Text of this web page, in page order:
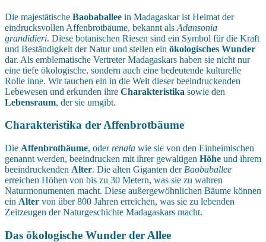
Die majestätische Baobaballee in Madagaskar ist Heimat der
eindrucksvollen Affenbrotbäume, bekannt als Adansonia
grandidieri. Diese botanischen Riesen sind ein Symbol für die Kraft
und Beständigkeit der Natur und stellen ein ökologisches Wunder
dar. Als emblematische Vertreter Madagaskars haben sie nicht nur
eine tiefe ökologische, sondern auch eine bedeutende kulturelle
Rolle inne. Wir tauchen ein in die Welt dieser beeindruckenden
Lebewesen und erkunden ihre Charakteristika sowie den
Lebensraum, der sie umgibt.
Charakteristika der Affenbrotbäume
Die Affenbrotbäume, oderrenala wie sie von den Einheimischen
genannt werden, beeindrucken mit ihrer gewaltigen Höhe und ihrem
beeindruckenden Alter. Die alten Giganten der Baobaballee
erreichen Höhen von bis zu 30 Metern, was sie zu wahren
Naturmonumenten macht. Diese außergewöhnlichen Bäume können
ein Alter von über 800 Jahren erreichen, was sie zu lebenden
Zeitzeugen der Naturgeschichte Madagaskars macht.
Das ökologische Wunder der Allee